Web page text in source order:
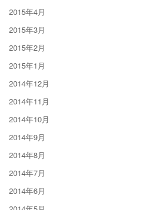
2015年4月
2015年3月
2015年2月
2015年1月
2014年12月
2014年11月
2014年10月
2014年9月
2014年8月
2014年7月
2014年6月